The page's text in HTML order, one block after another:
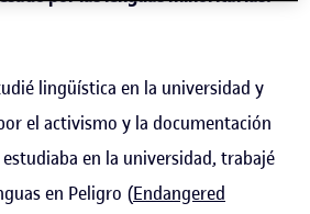
lingüística en la universidad y
el activismo y la documentación
en la universidad, trabajé
en Peligro (Endangered